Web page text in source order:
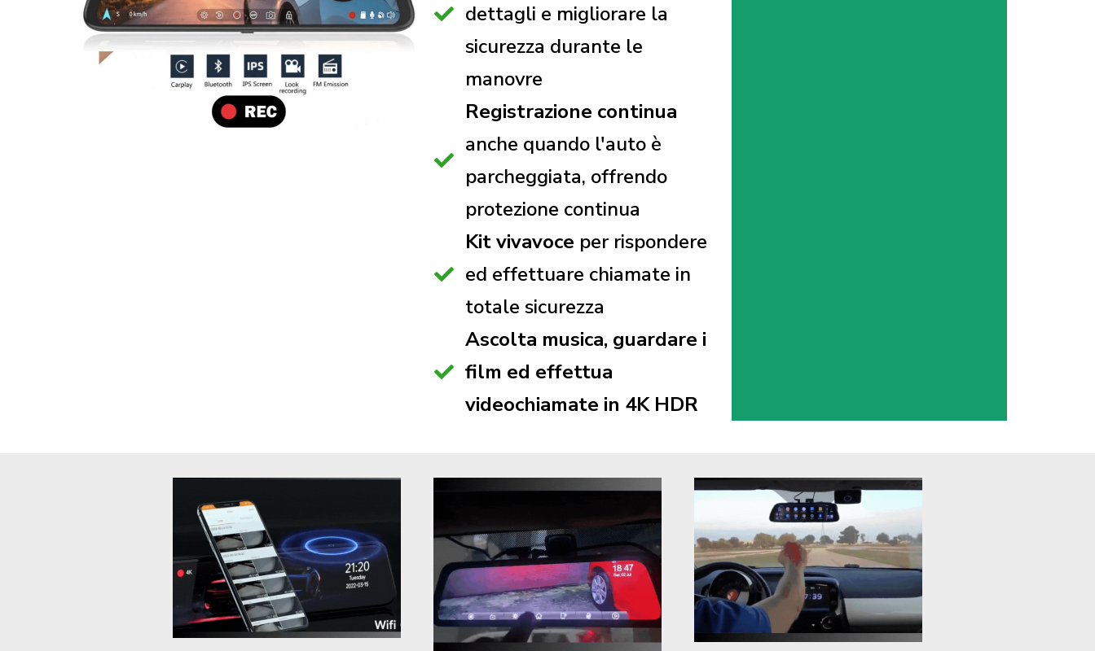
dettagli e migliorare la
sicurezza durante le
manovre
Registrazione continua
anche quando l'auto è
parcheggiata, offrendo
protezione continua
Kit vivavoce per rispondere
ed effettuare chiamate in
totale sicurezza
Ascolta musica, guardare i
film ed effettua
videochiamate in 4K HDR